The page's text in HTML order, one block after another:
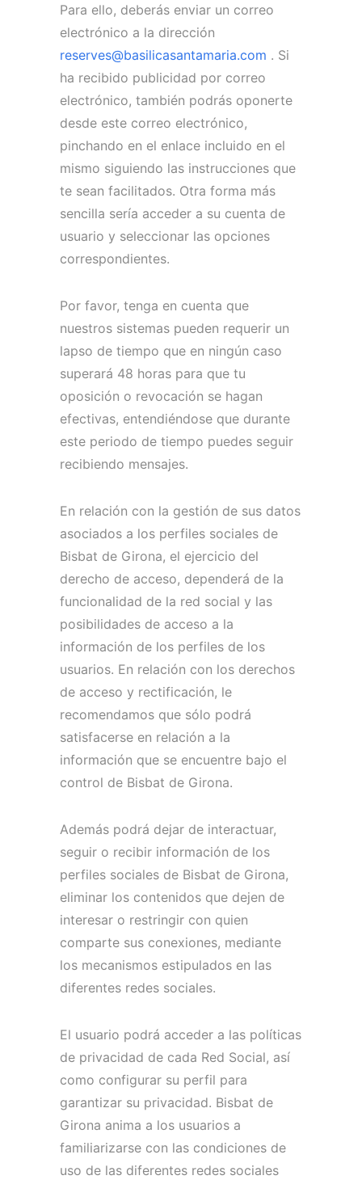
Para ello, deberás enviar un correo
electrónico a la dirección
reserves@basilicasantamaria.com . Si
ha recibido publicidad por correo
electrónico, también podrás oponerte
desde este correo electrónico,
pinchando en el enlace incluido en el
mismo siguiendo las instrucciones que
te sean facilitados. Otra forma más
sencilla sería acceder a su cuenta de
usuario y seleccionar las opciones
correspondientes.
Por favor, tenga en cuenta que
nuestros sistemas pueden requerir un
lapso de tiempo que en ningún caso
superará 48 horas para que tu
oposición o revocación se hagan
efectivas, entendiéndose que durante
este periodo de tiempo puedes seguir
recibiendo mensajes.
En relación con la gestión de sus datos
asociados a los perfiles sociales de
Bisbat de Girona, el ejercicio del
derecho de acceso, dependerá de la
funcionalidad de la red social y las
posibilidades de acceso a la
información de los perfiles de los
usuarios. En relación con los derechos
de acceso y rectificación, le
recomendamos que sólo podrá
satisfacerse en relación a la
información que se encuentre bajo el
control de Bisbat de Girona.
Además podrá dejar de interactuar,
seguir o recibir información de los
perfiles sociales de Bisbat de Girona,
eliminar los contenidos que dejen de
interesar o restringir con quien
comparte sus conexiones, mediante
los mecanismos estipulados en las
diferentes redes sociales.
El usuario podrá acceder a las políticas
de privacidad de cada Red Social, así
como configurar su perfil para
garantizar su privacidad. Bisbat de
Girona anima a los usuarios a
familiarizarse con las condiciones de
uso de las diferentes redes sociales